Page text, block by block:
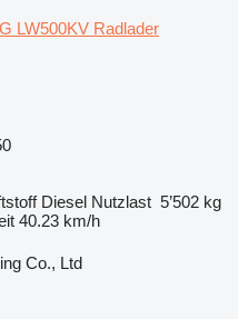
LW500KV Radlader
Diesel Nutzlast 5’502 kg
40.23 km/h
Co., Ltd